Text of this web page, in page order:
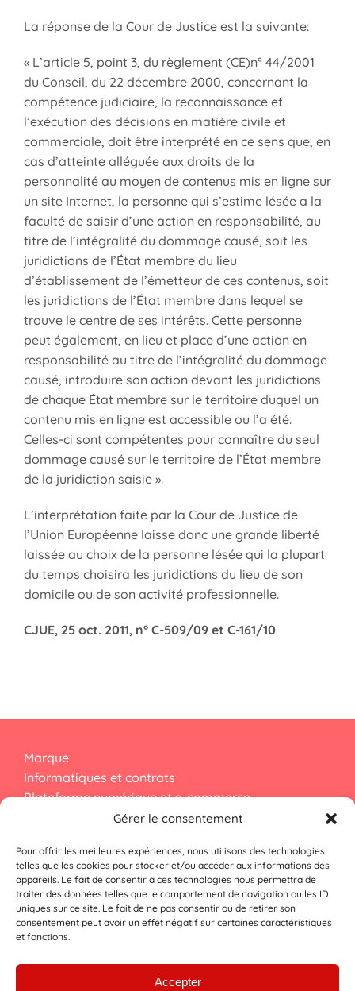
Gérer le consentement
Pour offrir les meilleures expériences, nous utilisons des technologies
telles que les cookies pour stocker et/ou accéder aux informations des
appareils. Le fait de consentir à ces technologies nous permettra de
traiter des données telles que le comportement de navigation ou les ID
uniques sur ce site. Le fait de ne pas consentir ou de retirer son
consentement peut avoir un effet négatif sur certaines caractéristiques
et fonctions.
Accepter
La réponse de la Cour de Justice est la suivante:
« L’article 5, point 3, du règlement (CE)n° 44/2001
du Conseil, du 22 décembre 2000, concernant la
compétence judiciaire, la reconnaissance et
l’exécution des décisions en matière civile et
commerciale, doit être interprété en ce sens que, en
cas d’atteinte alléguée aux droits de la
personnalité au moyen de contenus mis en ligne sur
un site Internet, la personne qui s’estime lésée a la
faculté de saisir d’une action en responsabilité, au
titre de l’intégralité du dommage causé, soit les
juridictions de l’État membre du lieu
d’établissement de l’émetteur de ces contenus, soit
les juridictions de l’État membre dans lequel se
trouve le centre de ses intérêts. Cette personne
peut également, en lieu et place d’une action en
responsabilité au titre de l’intégralité du dommage
causé, introduire son action devant les juridictions
de chaque État membre sur le territoire duquel un
contenu mis en ligne est accessible ou l’a été.
Celles-ci sont compétentes pour connaître du seul
dommage causé sur le territoire de l’État membre
de la juridiction saisie ».
L’interprétation faite par la Cour de Justice de
l’Union Européenne laisse donc une grande liberté
laissée au choix de la personne lésée qui la plupart
du temps choisira les juridictions du lieu de son
domicile ou de son activité professionnelle.
CJUE, 25 oct. 2011, n° C-509/09 et C-161/10
Marque
Informatiques et contrats
Plateforme numérique et e-commerce
Dessins et modèles
Données personnelles
Numérique et cybersécurité
FAQ